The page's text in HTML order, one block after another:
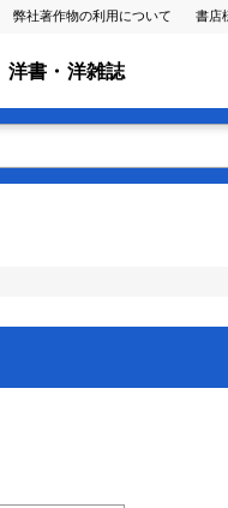
弊社著作物の利用について 書店
洋書・洋雑誌